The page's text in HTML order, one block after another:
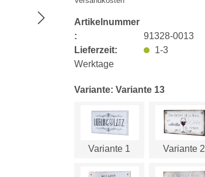
Artikelnummer
:
91328-0013
Lieferzeit:
1-3
Werktage
Variante: Variante 13
Variante 1 Variante 2